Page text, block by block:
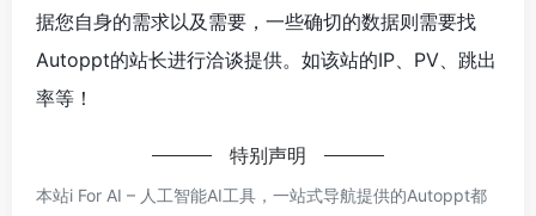
据您自身的需求以及需要，一些确切的数据则需要找
Autoppt的站长进行洽谈提供。如该站的IP、PV、跳出
率等！
特别声明
本站i For AI – 人工智能AI工具，一站式导航提供的Autoppt都